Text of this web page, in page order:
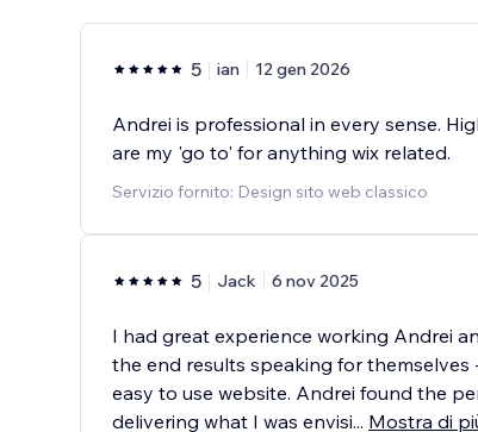
5 ian 12 gen 2026
Andrei is professional in every sense.
are my 'go to' for anything wix related.
Servizio fornito: Design sito web classico
5 Jack 6 nov 2025
I had great experience working Andrei
the end results speaking for themselves
easy to use website. Andrei found the
delivering what I was envisi... Mostra di